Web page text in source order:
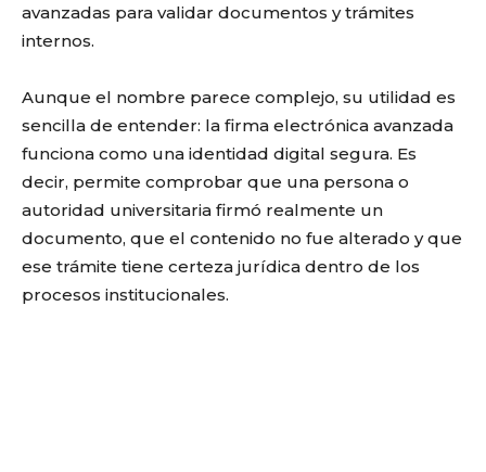
avanzadas para validar documentos y trámites
internos.
Aunque el nombre parece complejo, su utilidad es
sencilla de entender: la firma electrónica avanzada
funciona como una identidad digital segura. Es
decir, permite comprobar que una persona o
autoridad universitaria firmó realmente un
documento, que el contenido no fue alterado y que
ese trámite tiene certeza jurídica dentro de los
procesos institucionales.